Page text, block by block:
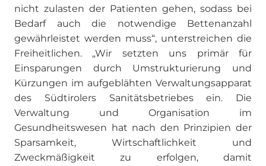
nicht zulasten der Patienten gehen, sodass bei
Bedarf auch die notwendige Bettenanzahl
gewährleistet werden muss“, unterstreichen die
Freiheitlichen. „Wir setzten uns primär für
Einsparungen durch Umstrukturierung und
Kürzungen im aufgeblähten Verwaltungsapparat
des Südtirolers Sanitätsbetriebes ein. Die
Verwaltung und Organisation im
Gesundheitswesen hat nach den Prinzipien der
Sparsamkeit, Wirtschaftlichkeit und
Zweckmäßigkeit zu erfolgen, damit